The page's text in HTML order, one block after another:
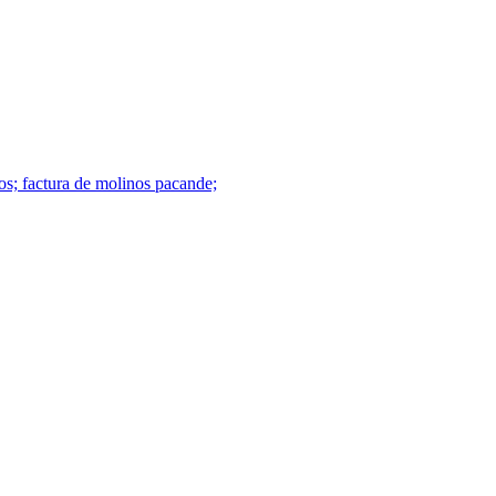
factura de molinos pacande;